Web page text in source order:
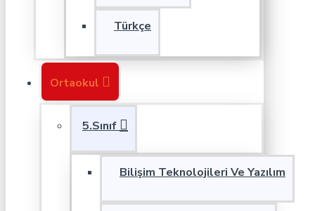
Türkçe
Ortaokul
5.Sınıf
Bilişim Teknolojileri Ve Yazılım